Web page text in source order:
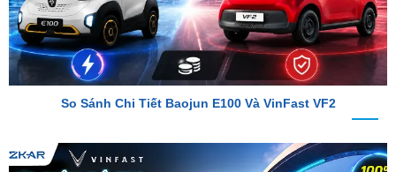
So Sánh Chi Tiết Baojun E100 Và VinFast VF2